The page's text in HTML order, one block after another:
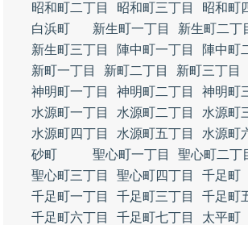
昭和町二丁目
昭和町三丁目
昭和町
白浜町
新生町一丁目
新生町二丁
新生町三丁目
陣中町一丁目
陣中町
新町一丁目
新町二丁目 新町三丁目
神明町一丁目
神明町二丁目
神明町
水源町一丁目
水源町二丁目
水源町
水源町四丁目
水源町五丁目
水源町
砂町
聖心町一丁目
聖心町二丁
聖心町三丁目
聖心町四丁目
千足町
千足町一丁目
千足町三丁目
千足町
千足町六丁目
千足町七丁目 太平町